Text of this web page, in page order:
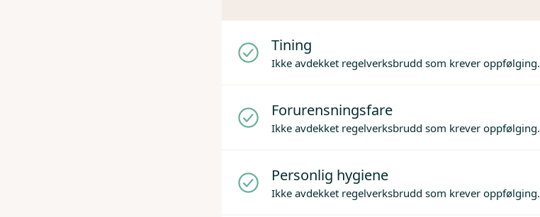
Tining
Ikke avdekket regelverksbrudd som krever oppfølging.
Forurensningsfare
Ikke avdekket regelverksbrudd som krever oppfølging.
Personlig hygiene
Ikke avdekket regelverksbrudd som krever oppfølging.